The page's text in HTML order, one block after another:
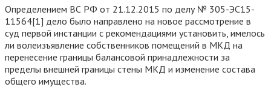
Определением ВС РФ от 21.12.2015 по делу № 305-ЭС15-
11564[1] дело было направлено на новое рассмотрение в
суд первой инстанции с рекомендациями установить, имелось
ли волеизъявление собственников помещений в МКД на
перенесение границы балансовой принадлежности за
пределы внешней границы стены МКД и изменение состава
общего имущества.